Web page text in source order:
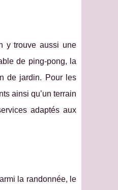
y trouve aussi une
de ping-pong, la
de jardin. Pour les
ainsi qu’un terrain
adaptés aux
la randonnée, le